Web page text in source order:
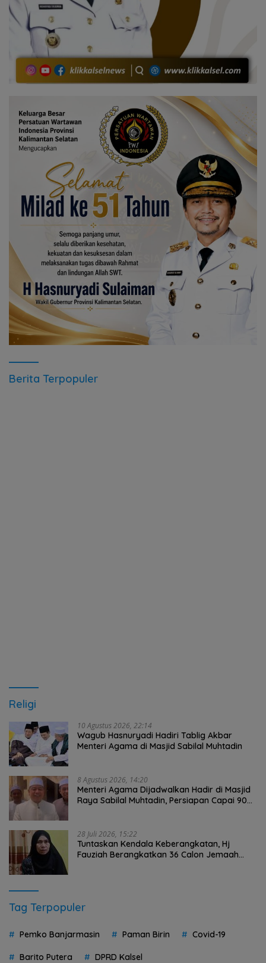
Berita Terpopuler
Religi
10 Agustus 2026, 22:14
Wagub Hasnuryadi Hadiri Tablig Akbar
Menteri Agama di Masjid Sabilal Muhtadin
8 Agustus 2026, 14:20
Menteri Agama Dijadwalkan Hadir di Masjid
Raya Sabilal Muhtadin, Persiapan Capai 90
28 Juli 2026, 15:22
Tuntaskan Kendala Keberangkatan, Hj
Fauziah Berangkatkan 36 Calon Jemaah
Tag Terpopuler
Pemko Banjarmasin Paman Birin Covid-19
Barito Putera DPRD Kalsel